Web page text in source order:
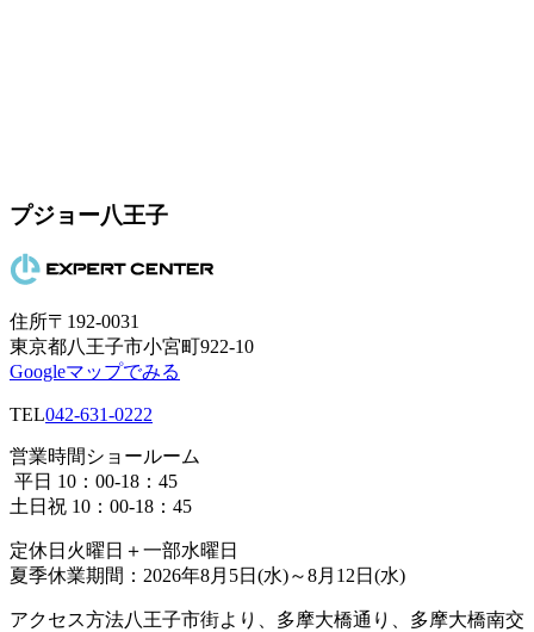
プジョー八王子
住所〒192-0031
東京都八王子市小宮町922-10
Googleマップでみる
TEL042-631-0222
営業時間 ショールーム
平日 10：00-18：45
土日祝 10：00-18：45
定休日 火曜日＋一部水曜日
夏季休業期間：2026年8月5日(水)～8月12日(水)
アクセス方法八王子市街より、多摩大橋通り、多摩大橋南交